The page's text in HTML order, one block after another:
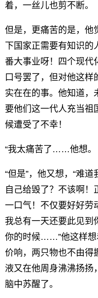
着，一丝儿也剪不断。
但是，更痛苦的是，他
下国家正需要有知识
番大事业呀！四个现代
口号罢了，但对他这样
实在在的事。他知道，
要他们这一代人充当祖
候遭受了不幸！
“我太痛苦了……他想。
“但是”，他又想，“难
自己给毁了？不该啊
一口气！不仅要好好劳
我总有一天还要此见到
你的时候……”他这样想
价响，两只物也不由得
液又在他周身沸沸扬扬
脑中苏醒了。